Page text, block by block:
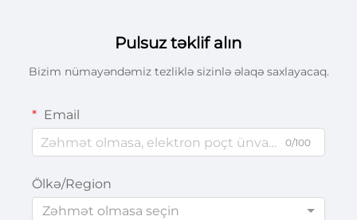
Pulsuz təklif alın
Bizim nümayəndəmiz tezliklə sizinlə əlaqə saxlayacaq.
Email
0/100
Ölkə/Region
Zəhmət olmasa seçin